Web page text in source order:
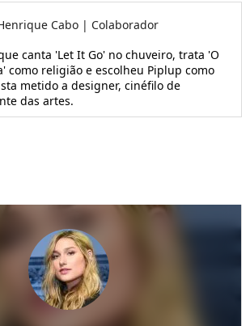
Cabo | Colaborador
canta 'Let It Go' no chuveiro, trata 'O
como religião e escolheu Piplup como
metido a designer, cinéfilo de
das artes.